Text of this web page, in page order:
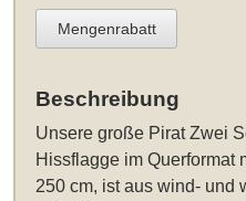
Mengenrabatt
Beschreibung
Unseregroße Pirat Zwei
Hissflagge im Querformat
250 cm, ist aus wind- und